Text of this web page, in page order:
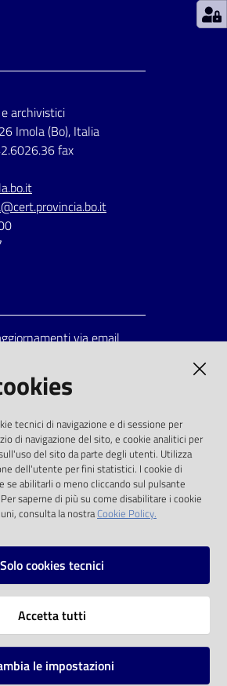
archivistici
Imola (Bo), Italia
fax
via email
previste dalla direttiva
CE e dal d.lgs. 36/2006
tecnici di navigazione e di sessione per
di navigazione del sito, e cookie analitici per
del sito da parte degli utenti. Utilizza
dell'utente per fini statistici. I cookie di
se abilitarli o meno cliccando sul pulsante
saperne di più su come disabilitare i cookie
consulta la nostraCookie Policy.
Solo cookies tecnici
Accetta tutti
le impostazioni